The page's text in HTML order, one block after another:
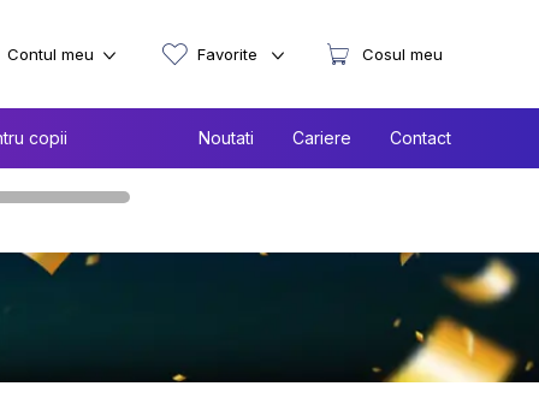
copii Noutati Cariere Contact
Contul meu Favorite Cosul meu